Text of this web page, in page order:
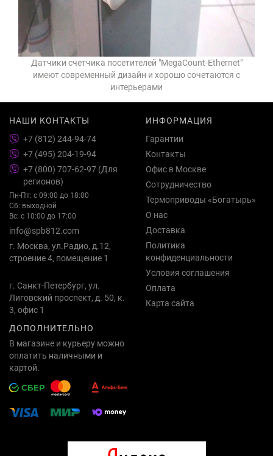
Датчики счетчика посетителей "MegaCount-Ethernet"
имеют современный дизайн и хорошо сочетаются с
интерьерами
НАШИ КОНТАКТЫ
+7 (812) 244-94-74
+7 (495) 204-19-94
+7 (800) 707-62-97 (Для
регионов)
Пн-Пт: с 09:00 до 18:00
Сб: выходной
Вс: с 10:00 до 17:00
info@spb812.com
г. Москва, ул.Радио, д.12,
строение 4, помещение 1
г. Санкт-Петербург, ул.
Лиговский проспект, д. 50, к.
3, офис 1
ИНФОРМАЦИЯ
Гарантии
Контакты
Офис в Москве
Сотрудничество
Термоприводы «Богатырь»
О нас
Доставка
Политика
конфиденциальности
Условия соглашения
Оплата
Карта сайта
ДОПОЛНИТЕЛЬНО
В магазине и курьеру можно
оплатить наличными и
картой.